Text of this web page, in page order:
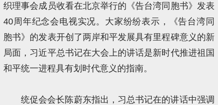
织理事会成员收看在北京举行的《告台湾同胞书》发表
40周年纪念会电视实况。大家纷纷表示，《告台湾同
胞书》的发表开创了两岸和平发展具有里程碑意义的新
局面，习近平总书记在大会上的讲话是新时代推进祖国
和平统一进程具有划时代意义的指南。
统促会会长陈蔚东指出，习总书记在的讲话中强调